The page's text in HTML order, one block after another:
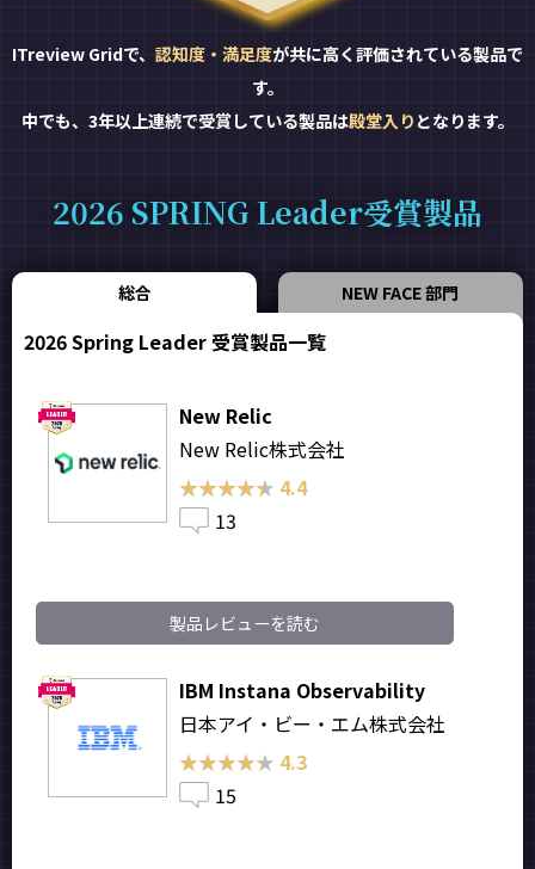
ITreview Gridで、 認知度・満足度が共に高く評価されている製品で
す。
中でも、3年以上連続で受賞している製品は殿堂入り となります。
2026 SPRING Leader受賞製品
総合 NEW FACE 部門
2026 Spring Leader 受賞製品一覧
New Relic
New Relic株式会社
★★★★★
★★★★★ 4.4
13
製品レビューを読む
IBM Instana Observability
日本アイ・ビー・エム株式会社
★★★★★
★★★★★ 4.3
15